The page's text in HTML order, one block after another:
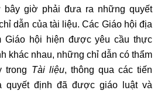
bây giờ phải đưa ra những quyết
dẫn của tài liệu. Các Giáo hội địa
Giáo hội hiện được yêu cầu thực
khác nhau, những chỉ dẫn có thẩm
trong Tài liệu, thông qua các tiến
quyết định đã được giáo luật và